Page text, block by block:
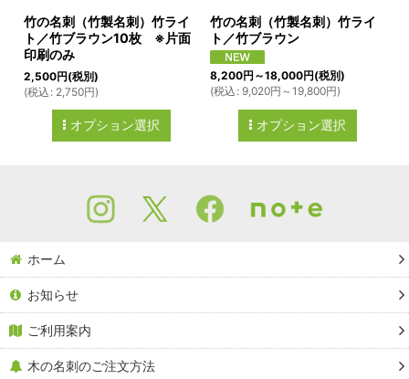
竹の名刺（竹製名刺）竹ライ
ト／竹ブラウン10枚 ※片面
印刷のみ
2,500円(税別)
(税込 : 2,750円)
オプション選択
竹の名刺（竹製名刺）竹ライ
ト／竹ブラウン
8,200円 ～18,000円(税別)
(税込 : 9,020円 ～19,800円)
オプション選択
ホーム
お知らせ
ご利用案内
木の名刺のご注文方法